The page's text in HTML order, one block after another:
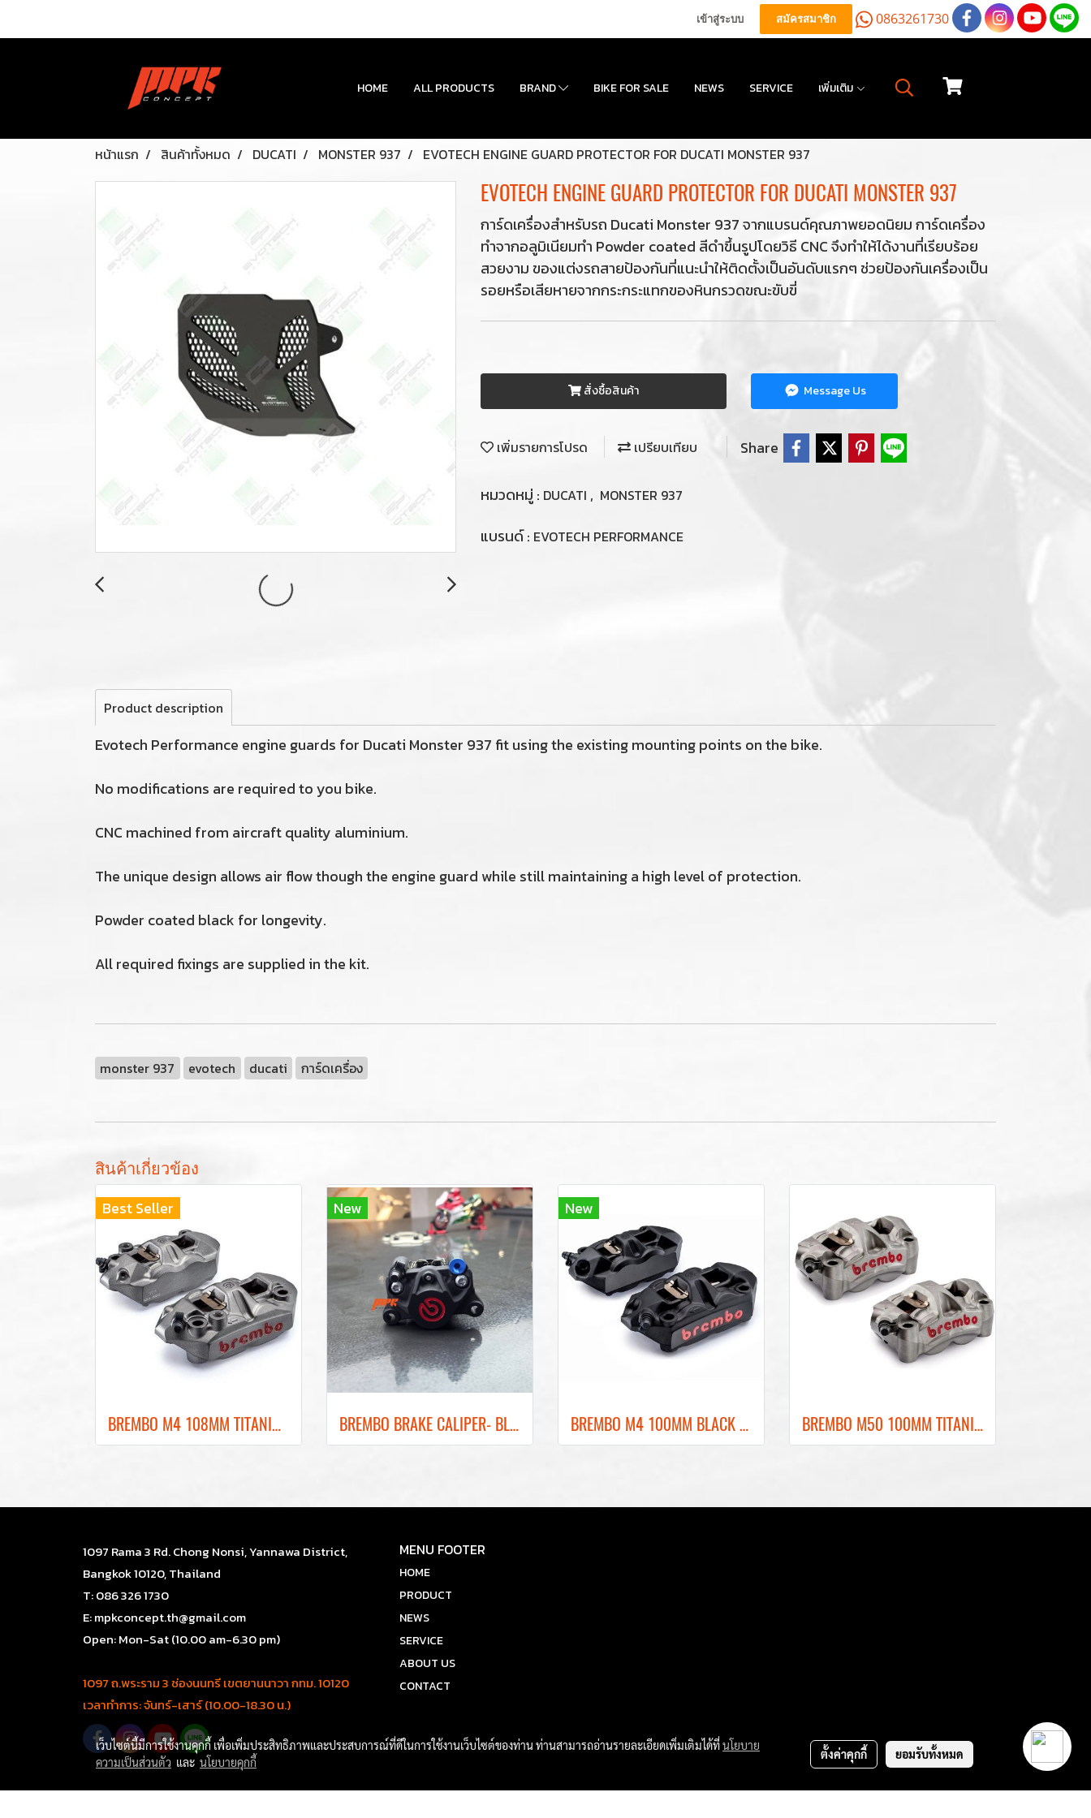
เข้าสู่ระบบ สมัครสมาชิก 0863261730
HOME ALL PRODUCTS BRAND BIKE FOR SALE NEWS SERVICE เพิ่มเติม
หน้าแรก สินค้าทั้งหมด DUCATI MONSTER 937 EVOTECH ENGINE GUARD PROTECTOR FOR DUCATI MONSTER 937
EVOTECH ENGINE GUARD PROTECTOR FOR DUCATI MONSTER 937
การ์ดเครื่องสำหรับรถ Ducati Monster 937 จากแบรนด์คุณภาพยอดนิยม การ์ดเครื่อง
ทำจากอลูมิเนียมทำ Powder coated สีดำขึ้นรูปโดยวิธี CNC จึงทำให้ได้งานที่เรียบร้อย
สวยงาม ของแต่งรถสายป้องกันที่แนะนำให้ติดตั้งเป็นอันดับแรกๆ ช่วยป้องกันเครื่องเป็น
รอยหรือเสียหายจากกระกระแทกของหินกรวดขณะขับขี่
สั่งซื้อสินค้า Message Us
เพิ่มรายการโปรด เปรียบเทียบ Share
หมวดหมู่ : DUCATI , MONSTER 937
แบรนด์ : EVOTECH PERFORMANCE
Product description
Evotech Performance engine guards for Ducati Monster 937 fit using the existing mounting points on the bike.
No modifications are required to you bike.
CNC machined from aircraft quality aluminium.
The unique design allows air flow though the engine guard while still maintaining a high level of protection.
Powder coated black for longevity.
All required fixings are supplied in the kit.
monster 937 evotech ducati การ์ดเครื่อง
สินค้าเกี่ยวข้อง
Best Seller
BREMBO M4 108MM TITANIUM FRONT BRAKE CALIPER ปั๊มเบรคเบรมโบ้สีไทเทเนียม 108MM
New
ฺBREMBO BRAKE CALIPER- BLACK COLOR REAR BRAKE RED LOGO
New
BREMBO M4 100MM BLACK FRONT BRAKE CALIPER ปั๊มเบรคเบรมโบ้สีดำ 100MM BREMBO M50 100MM TITANIUM GRAY FRONT BRAKE CALIPER ปั๊มเบรคเบรมโบ้สีเทา 100MM
1097 Rama 3 Rd. Chong Nonsi, Yannawa District,
Bangkok 10120, Thailand
T: 086 326 1730
E: mpkconcept.th@gmail.com
Open: Mon-Sat (10.00 am-6.30 pm)
1097 ถ.พระราม 3 ช่องนนทรี เขตยานนาวา กทม. 10120
เวลาทำการ: จันทร์-เสาร์ (10.00-18.30 น.)
MENU FOOTER
HOME
PRODUCT
NEWS
SERVICE
ABOUT US
CONTACT
เว็บไซต์นี้มีการใช้งานคุกกี้ เพื่อเพิ่มประสิทธิภาพและประสบการณ์ที่ดีในการใช้งานเว็บไซต์ของท่าน ท่านสามารถอ่านรายละเอียดเพิ่มเติมได้ที่นโยบาย
ความเป็นส่วนตัว และ นโยบายคุกกี้
ตั้งค่าคุกกี้ ยอมรับทั้งหมด